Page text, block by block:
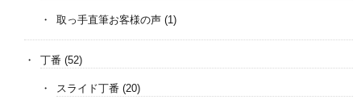
取っ手直筆お客様の声 (1)
丁番 (52)
スライド丁番 (20)